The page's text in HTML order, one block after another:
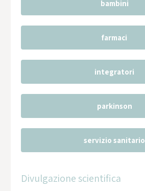
bambini
farmaci
integratori
parkinson
servizio sanitario
Divulgazione scientifica